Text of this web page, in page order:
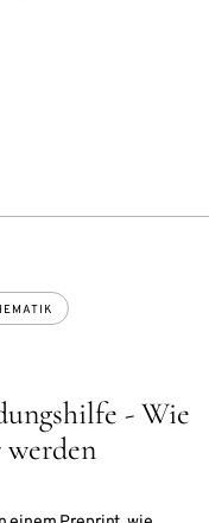
- Wie
werden